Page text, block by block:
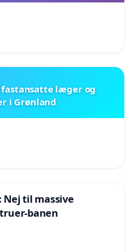
læger og
i Grønland
Nej til massive
banen